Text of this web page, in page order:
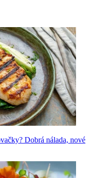
Dobrá nálada, nové